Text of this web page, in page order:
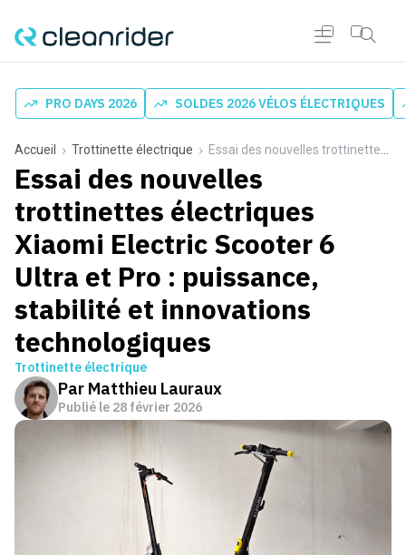
PRO DAYS 2026 SOLDES 2026 VÉLOS ÉLECTRIQUES
Accueil Trottinette électrique Essai des nouvelles trottinettes électriques Xiaomi Electric Scooter 6 Ultra et Pro : puissance, stabilité et innovations technologiques
Essai des nouvelles
trottinettes électriques
Xiaomi Electric Scooter 6
Ultra et Pro : puissance,
stabilité et innovations
technologiques
Trottinette électrique
Par Matthieu Lauraux
Publié le 28 février 2026